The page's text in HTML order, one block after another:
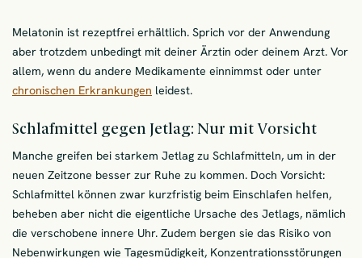
Melatonin ist rezeptfrei erhältlich. Sprich vor der Anwendung
aber trotzdem unbedingt mit deiner Ärztin oder deinem Arzt. Vor
allem, wenn du andere Medikamente einnimmst oder unter
chronischen Erkrankungen leidest.
Schlafmittel gegen Jetlag: Nur mit Vorsicht
Manche greifen bei starkem Jetlag zu Schlafmitteln, um in der
neuen Zeitzone besser zur Ruhe zu kommen. Doch Vorsicht:
Schlafmittel können zwar kurzfristig beim Einschlafen helfen,
beheben aber nicht die eigentliche Ursache des Jetlags, nämlich
die verschobene innere Uhr. Zudem bergen sie das Risiko von
Nebenwirkungen wie Tagesmüdigkeit, Konzentrationsstörungen